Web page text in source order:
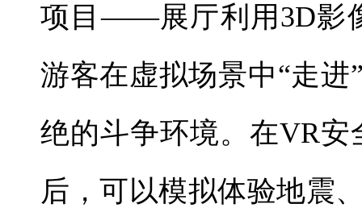
项目——展厅利用3D影
游客在虚拟场景中“走
绝的斗争环境。在VR
后，可以模拟体验地震